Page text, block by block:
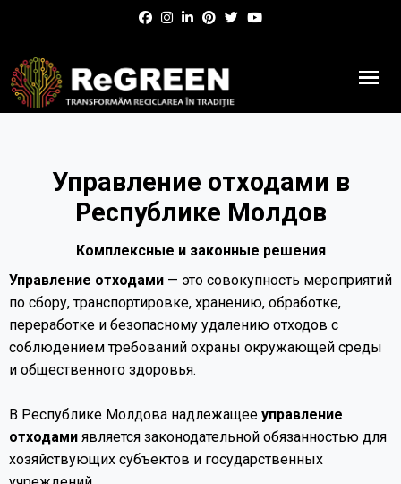
Управление отходами в
Республике Молдов
Комплексные и законные решения
Управление отходами — это совокупность мероприятий
по сбору, транспортировке, хранению, обработке,
переработке и безопасному удалению отходов с
соблюдением требований охраны окружающей среды
и общественного здоровья.
В Республике Молдова надлежащее управление
отходами является законодательной обязанностью для
хозяйствующих субъектов и государственных